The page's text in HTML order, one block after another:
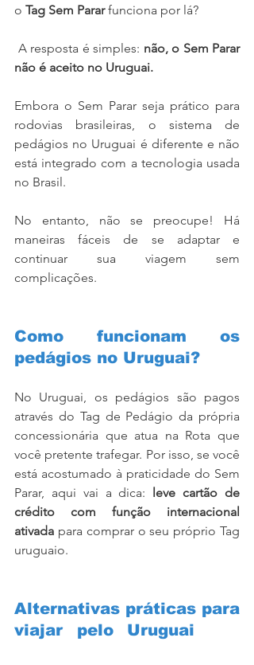
o Tag Sem Parar funciona por lá?
A resposta é simples: não, o Sem Parar
não é aceito no Uruguai.
Embora o Sem Parar seja prático para
rodovias brasileiras, o sistema de
pedágios no Uruguai é diferente e não
está integrado com a tecnologia usada
no Brasil.
No entanto, não se preocupe! Há
maneiras fáceis de se adaptar e
continuar sua viagem sem
complicações.
Como funcionam os
pedágios no Uruguai?
No Uruguai, os pedágios são pagos
através do Tag de Pedágio da própria
concessionária que atua na Rota que
você pretente trafegar. Por isso, se você
está acostumado à praticidade do Sem
Parar, aqui vai a dica:
leve cartão de
crédito com função internacional
ativada para comprar o seu próprio Tag
uruguaio.
Alternativas práticas para
viajar pelo Uruguai